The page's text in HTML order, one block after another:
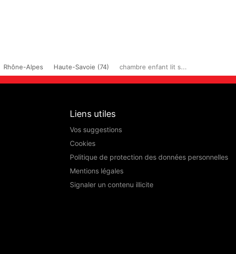
Rhône-Alpes Haute-Savoie (74) chambre enfant lit s...
Liens utiles
Vos suggestions
Cookies
Politique de protection des données personnelles
Mentions légales
Signaler un contenu illicite